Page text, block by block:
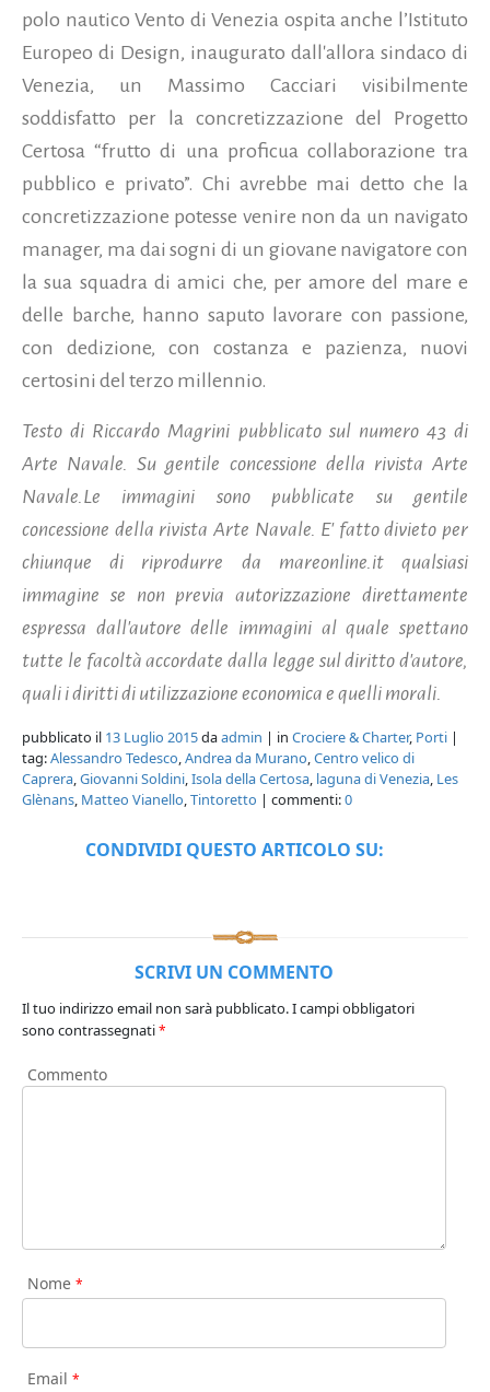
polo nautico Vento di Venezia ospita anche l’Istituto
Europeo di Design, inaugurato dall'allora sindaco di
Venezia, un Massimo Cacciari visibilmente
soddisfatto per la concretizzazione del Progetto
Certosa “frutto di una proficua collaborazione tra
pubblico e privato”. Chi avrebbe mai detto che la
concretizzazione potesse venire non da un navigato
manager, ma dai sogni di un giovane navigatore con
la sua squadra di amici che, per amore del mare e
delle barche, hanno saputo lavorare con passione,
con dedizione, con costanza e pazienza, nuovi
certosini del terzo millennio.
Testo di Riccardo Magrini pubblicato sul numero 43 di
Arte Navale. Su gentile concessione della rivista Arte
Navale.Le immagini sono pubblicate su gentile
concessione della rivista Arte Navale. E' fatto divieto per
chiunque di riprodurre da mareonline.it qualsiasi
immagine se non previa autorizzazione direttamente
espressa dall'autore delle immagini al quale spettano
tutte le facoltà accordate dalla legge sul diritto d'autore,
quali i diritti di utilizzazione economica e quelli morali.
pubblicato il 13 Luglio 2015daadmin | in Crociere & Charter, Porti |
tag:Alessandro Tedesco,Andrea da Murano,Centro velico di
Caprera,Giovanni Soldini,Isola della Certosa, laguna di Venezia, Les
Glènans, Matteo Vianello,Tintoretto | commenti:0
CONDIVIDI QUESTO ARTICOLO SU:
SCRIVI UN COMMENTO
Il tuo indirizzo email non sarà pubblicato.I campi obbligatori
sono contrassegnati*
Commento
Nome *
Email *